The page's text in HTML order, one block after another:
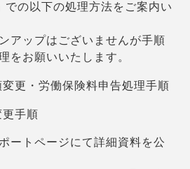
での以下の処理方法をご案内い
アップはございませんが手順
をお願いいたします。
更・労働保険料申告処理手順
手順
ートページにて詳細資料を公